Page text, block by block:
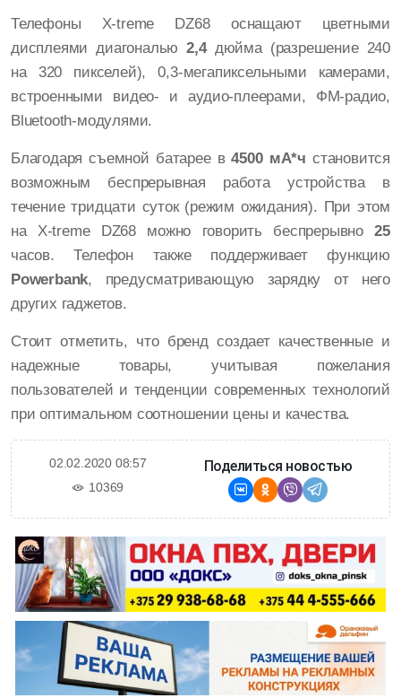
Телефоны X-treme DZ68 оснащают цветными
дисплеями диагональю2,4дюйма (разрешение 240
на 320 пикселей), 0,3-мегапиксельными камерами,
встроенными видео- и аудио-плеерами, ФМ-радио,
Bluetooth-модулями.
Благодаря съемной батарее в4500 мА*ч становится
возможным беспрерывная работа устройства в
течение тридцати суток (режим ожидания). При этом
на X-treme DZ68 можно говорить беспрерывно25
часов. Телефон также поддерживает функцию
Powerbank, предусматривающую зарядку от него
других гаджетов.
Стоит отметить, что бренд создает качественные и
надежные товары, учитывая пожелания
пользователей и тенденции современных технологий
при оптимальном соотношении цены и качества.
02.02.2020 08:57
10369
Поделиться новостью